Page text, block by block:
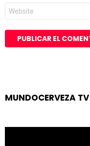
Web
MUNDOCERVEZA TV